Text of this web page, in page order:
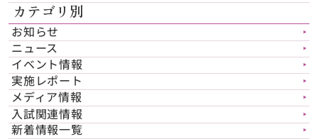
カテゴリ別
お知らせ ▶︎
ニュース ▶︎
イベント情報 ▶︎
実施レポート ▶︎
メディア情報 ▶︎
入試関連情報 ▶︎
新着情報一覧 ▶︎